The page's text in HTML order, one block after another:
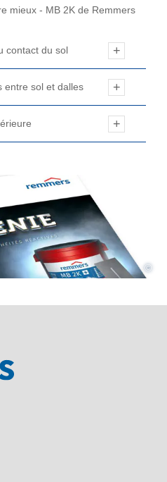
mieux - MB 2K de Remmers
contact du sol
entre sol et dalles
©